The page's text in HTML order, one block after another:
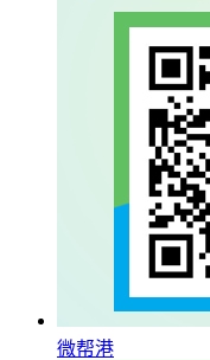
微帮港